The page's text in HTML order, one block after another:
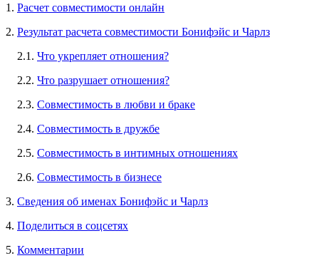
1. Расчет совместимости онлайн
2. Результат расчета совместимости Бонифэйс и Чарлз
2.1. Что укрепляет отношения?
2.2. Что разрушает отношения?
2.3. Совместимость в любви и браке
2.4. Совместимость в дружбе
2.5. Совместимость в интимных отношениях
2.6. Совместимость в бизнесе
3. Сведения об именах Бонифэйс и Чарлз
4. Поделиться в соцсетях
5. Комментарии